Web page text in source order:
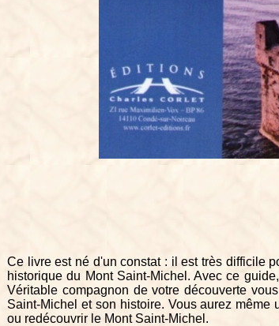
Ce livre est né d'un constat : il est très difficile
historique du Mont Saint-Michel. Avec ce
Véritable compagnon de votre découverte
Saint-Michel et son histoire. Vous aurez
ou redécouvrir le Mont Saint-Michel.